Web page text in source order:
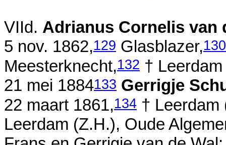
VIId. Adrianus Cornelis van
5 nov. 1862,129 Glasblazer,130
Meesterknecht,132 †
21 mei 1884133 Gerrigje
22 maart 1861,134 †
Leerdam (Z.H.), Oude